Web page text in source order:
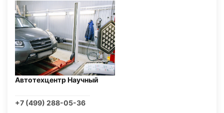
Автотехцентр Научный
+7 (499) 288-05-36